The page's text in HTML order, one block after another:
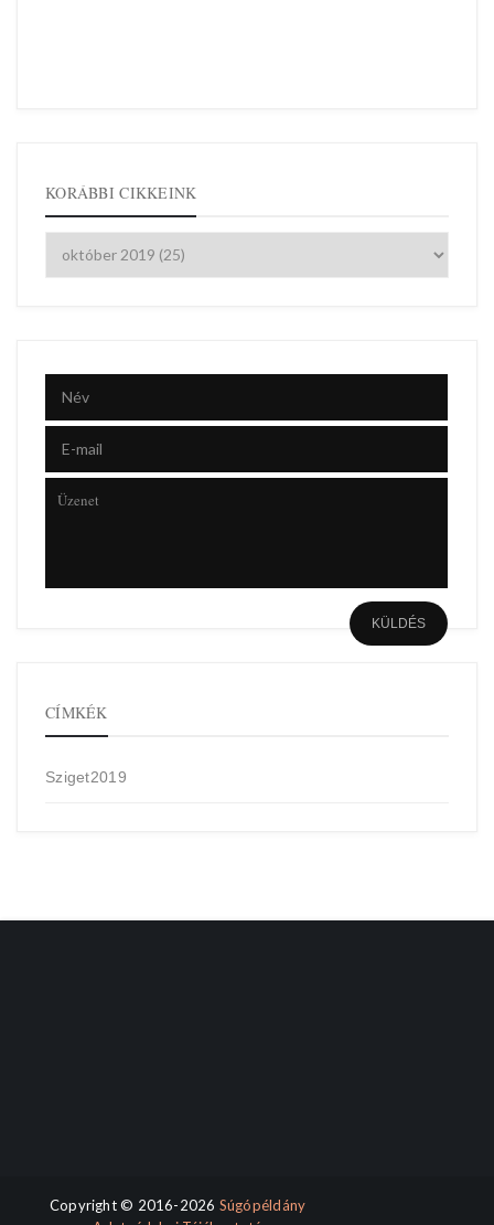
KORÁBBI CIKKEINK
CÍMKÉK
Sziget2019
Copyright © 2016-2026 Súgópéldány